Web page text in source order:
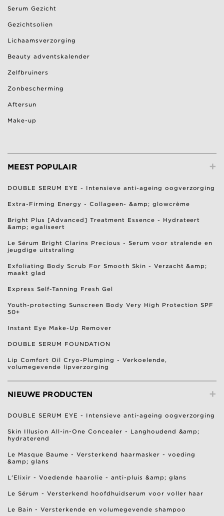
Serum Gezicht
Gezichtsolien
Lichaamsverzorging
Beauty adventskalender
Zelfbruiners
Zonbescherming
Aftersun
Make-up
+
MEEST POPULAIR
DOUBLE SERUM EYE - Intensieve anti-ageing oogverzorging
Extra-Firming Energy - Collageen- &amp; glowcrème
Bright Plus [Advanced] Treatment Essence - Hydrateert
&amp; egaliseert
Le Sérum Bright Clarins Precious - Serum voor stralende en
jeugdige uitstraling
Exfoliating Body Scrub For Smooth Skin - Verzacht &amp;
maakt glad
Express Self-Tanning Fresh Gel
Youth-protecting Sunscreen Body Very High Protection SPF
50+
Instant Eye Make-Up Remover
DOUBLE SERUM FOUNDATION
Lip Comfort Oil Cryo-Plumping - Verkoelende,
volumegevende lipverzorging
+
NIEUWE PRODUCTEN
DOUBLE SERUM EYE - Intensieve anti-ageing oogverzorging
Skin Illusion All-in-One Concealer - Langhoudend &amp;
hydraterend
Le Masque Baume - Versterkend haarmasker - voeding
&amp; glans
L'Elixir - Voedende haarolie - anti-pluis &amp; glans
Le Sérum - Versterkend hoofdhuidserum voor voller haar
Le Bain - Versterkende en volumegevende shampoo